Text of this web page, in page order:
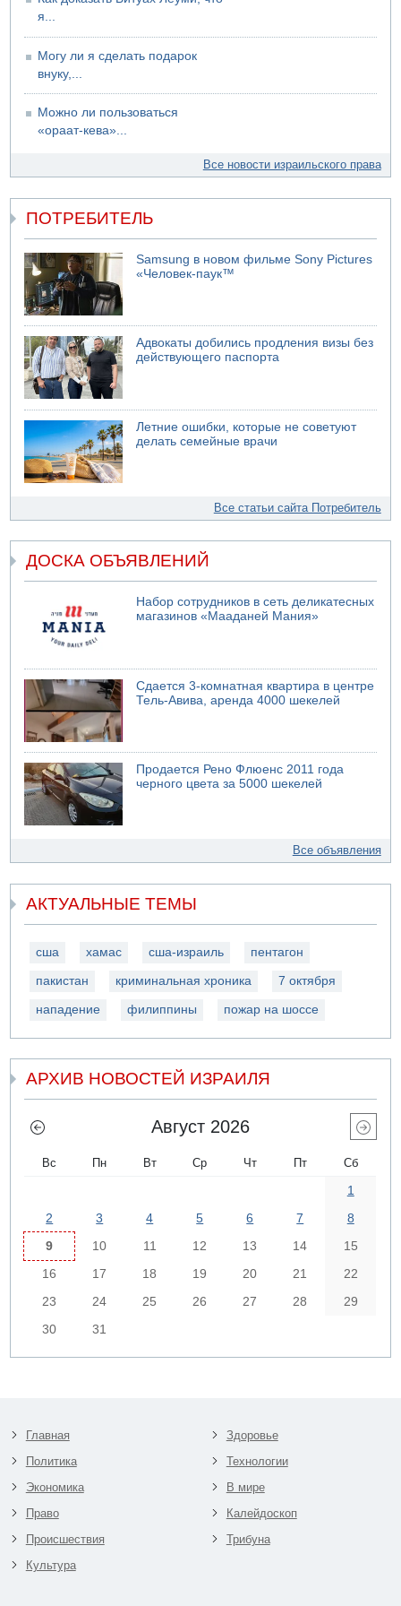
для уклонистов-харедим
В Иерусалиме водитель врезался в забор и серьезно
пострадал
я...
Могу ли я сделать подарок
внуку,...
Можно ли пользоваться
«ораат-кева»...
Все новости израильского права
ПОТРЕБИТЕЛЬ
Samsung в новом фильме Sony Pictures
«Человек-паук™
Адвокаты добились продления визы без
действующего паспорта
Летние ошибки, которые не советуют
делать семейные врачи
Все статьи сайта Потребитель
ДОСКА ОБЪЯВЛЕНИЙ
Набор сотрудников в сеть деликатесных
магазинов «Мааданей Мания»
Сдается 3-комнатная квартира в центре
Тель-Авива, аренда 4000 шекелей
Продается Рено Флюенс 2011 года
черного цвета за 5000 шекелей
Все объявления
АКТУАЛЬНЫЕ ТЕМЫ
сша хамас сша-израиль пентагон
пакистан криминальная хроника 7 октября
нападение филиппины пожар на шоссе
АРХИВ НОВОСТЕЙ ИЗРАИЛЯ
Август 2026
Вс Пн Вт Ср Чт Пт Сб
1
2
3 4 5 6 7
8
9
10 11 12 13 14
15
16
17 18 19 20 21
22
23
24 25 26 27 28
29
30
31
Главная
Политика
Экономика
Право
Происшествия
Культура
Здоровье
Технологии
В мире
Калейдоскоп
Трибуна